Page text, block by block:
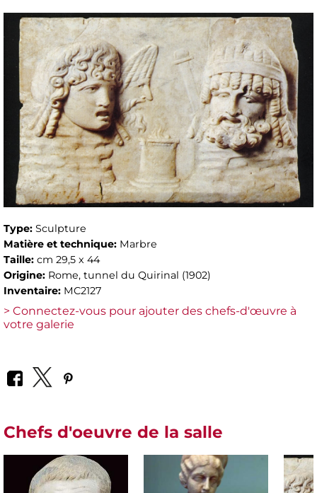
Type: Sculpture
Matière et technique: Marbre
Taille: cm 29,5 x 44
Origine: Rome, tunnel du Quirinal (1902)
Inventaire: MC2127
> Connectez-vous pour ajouter des chefs-d'œuvre à
votre galerie
Chefs d'oeuvre de la salle